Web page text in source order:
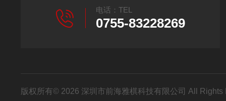
电话：TEL
0755-83228269
版权所有© 2026 深圳市前海雅棋科技有限公司 All